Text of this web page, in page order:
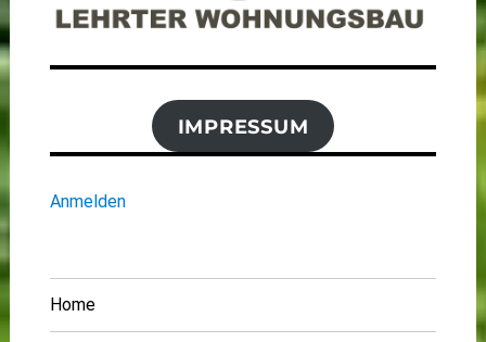
IMPRESSUM
Anmelden
Home